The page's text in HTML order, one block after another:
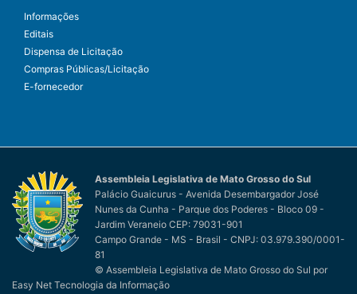
Informações
Editais
Dispensa de Licitação
Compras Públicas/Licitação
E-fornecedor
Assembleia Legislativa de Mato Grosso do Sul
Palácio Guaicurus - Avenida Desembargador José
Nunes da Cunha - Parque dos Poderes - Bloco 09 -
Jardim Veraneio CEP: 79031-901
Campo Grande - MS - Brasil - CNPJ: 03.979.390/0001-
81
© Assembleia Legislativa de Mato Grosso do Sul por
Easy Net Tecnologia da Informação